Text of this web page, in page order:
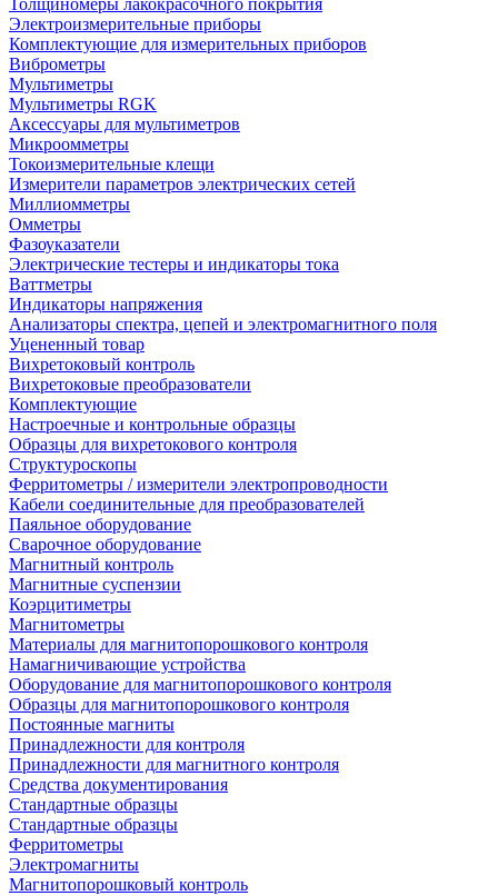
Толщиномеры лакокрасочного покрытия
Электроизмерительные приборы
Комплектующие для измерительных приборов
Виброметры
Мультиметры
Мультиметры RGK
Аксессуары для мультиметров
Микроомметры
Токоизмерительные клещи
Измерители параметров электрических сетей
Миллиомметры
Омметры
Фазоуказатели
Электрические тестеры и индикаторы тока
Ваттметры
Индикаторы напряжения
Анализаторы спектра, цепей и электромагнитного поля
Уцененный товар
Вихретоковый контроль
Вихретоковые преобразователи
Комплектующие
Настроечные и контрольные образцы
Образцы для вихретокового контроля
Структуроскопы
Ферритометры / измерители электропроводности
Кабели соединительные для преобразователей
Паяльное оборудование
Сварочное оборудование
Магнитный контроль
Магнитные суспензии
Коэрцитиметры
Магнитометры
Материалы для магнитопорошкового контроля
Намагничивающие устройства
Оборудование для магнитопорошкового контроля
Образцы для магнитопорошкового контроля
Постоянные магниты
Принадлежности для контроля
Принадлежности для магнитного контроля
Средства документирования
Стандартные образцы
Стандартные образцы
Ферритометры
Электромагниты
Магнитопорошковый контроль